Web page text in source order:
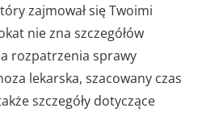
zajmował się Twoimi
nie zna szczegółów
rozpatrzenia sprawy
lekarska, szacowany czas
szczegóły dotyczące